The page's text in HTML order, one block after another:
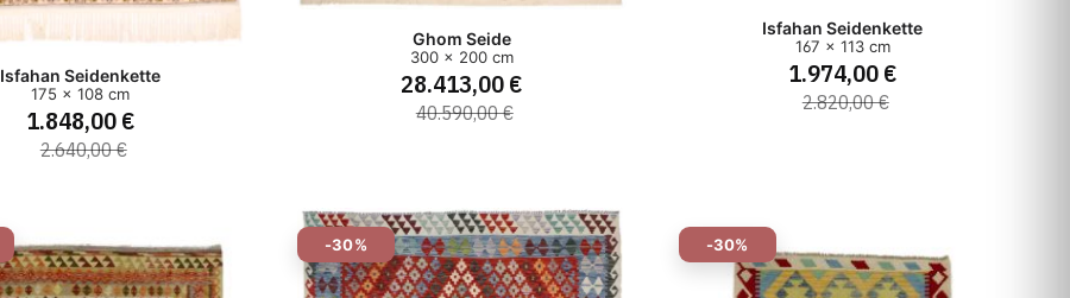
Isfahan Seidenkette
175 x 108 cm
1.848,00 €
2.640,00 €
Ghom Seide
300 x 200 cm
28.413,00 €
40.590,00 €
Isfahan Seidenkette
167 x 113 cm
1.974,00 €
2.820,00 €
-30% -30%